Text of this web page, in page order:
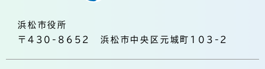
浜松市役所
〒430-8652 浜松市中央区元城町103-2